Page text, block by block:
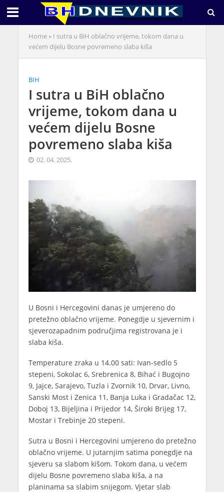
Home» I sutra u BiH oblačno vrijeme, tokom dana u
većem dijelu Bosne povremeno slaba kiša
BIH
I sutra u BiH oblačno
vrijeme, tokom dana u
većem dijelu Bosne
povremeno slaba kiša
02. 04. 2025.
U Bosni i Hercegovini danas je umjereno do
pretežno oblačno vrijeme. Ponegdje u sjevernim i
sjeverozapadnim područjima registrovana je i
slaba kiša.
Temperature zraka u 14.00 sati: Ivan-sedlo 5
stepeni, Sokolac 6, Srebrenica 8, Bihać i Bugojno
9, Jajce, Sarajevo, Tuzla i Zvornik 10, Drvar, Livno,
Sanski Most i Zenica 11, Banja Luka i Gradačac 12,
Doboj 13, Bijeljina i Prijedor 14, Široki Brijeg 17,
Mostar i Trebinje 20 stepeni.
Sutra u Bosni i Hercegovini umjereno do pretežno
oblačno vrijeme. U jutarnjim satima ponegdje na
sjeveru sa slabom kišom. Tokom dana, u većem
dijelu Bosne povremeno slaba kiša, a na
planinama sa slabim snijegom. Vjetar slab